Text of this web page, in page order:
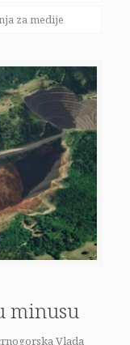
za medije
minusu
Vlada